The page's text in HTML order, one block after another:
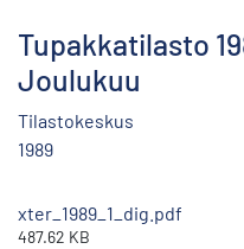
Tupakkatilasto
Joulukuu
Tilastokeskus
1989
xter_1989_1_dig.pdf
487.62 KB